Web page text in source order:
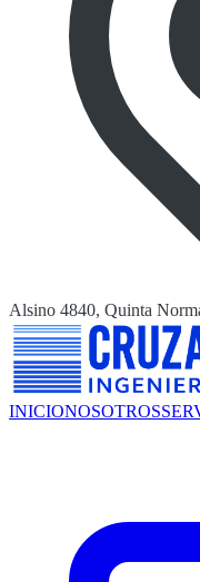
Alsino 4840, Quinta
INICIONOSOTROS